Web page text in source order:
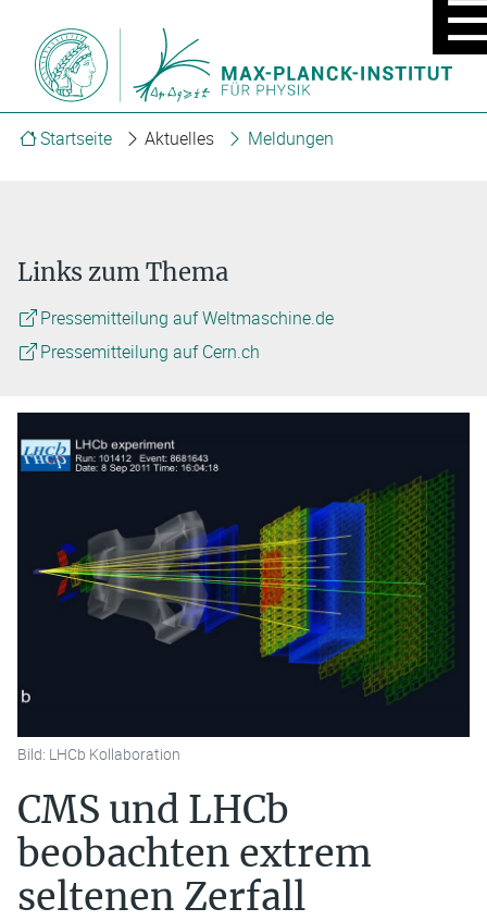
MENÜ
EIN/
Startseite Aktuelles Meldungen
Links zum Thema
Pressemitteilung auf Weltmaschine.de
Pressemitteilung auf Cern.ch
Bild: LHCb Kollaboration
CMS und LHCb
beobachten extrem
seltenen Zerfall